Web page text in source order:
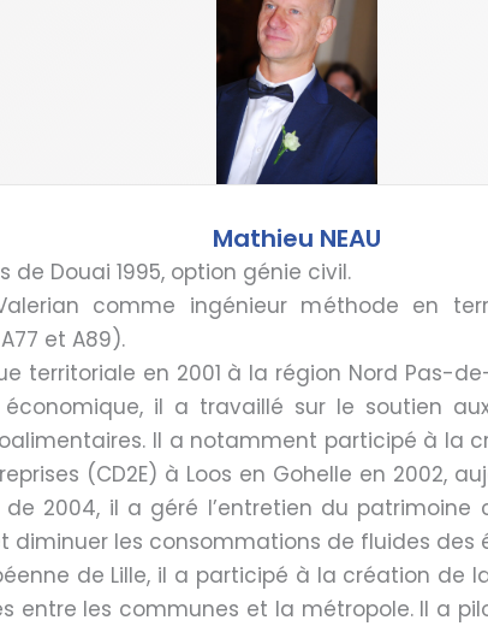
Mathieu NEAU
de Douai 1995, option génie civil.
comme ingénieur méthode en
et A89).
territoriale en 2001 à la région Nord Pas-
il a travaillé sur le soutien
Il a notamment participé à la
(CD2E) à Loos en Gohelle en 2002,
2004, il a géré l’entretien du
diminuer les consommations de fluides des
de Lille, il a participé à la création de
entre les communes et la métropole. Il a